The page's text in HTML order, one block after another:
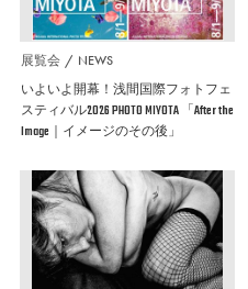
展覧会 NEWS
いよいよ開幕！浅間国際フォトフェ
スティバル2026 PHOTO MIYOTA 「After the
Image｜イメージのその後」